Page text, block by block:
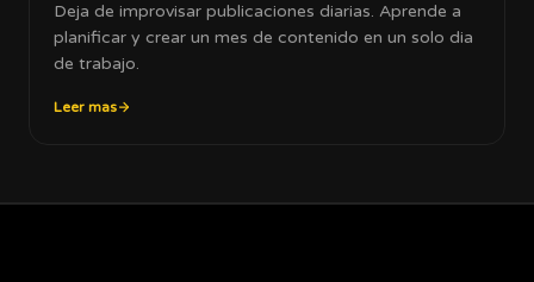
Deja de improvisar publicaciones diarias. Aprende a
planificar y crear un mes de contenido en un solo dia
de trabajo.
Leer mas